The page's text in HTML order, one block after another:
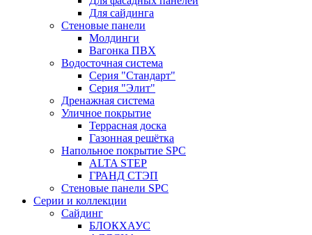
Для сайдинга
Стеновые панели
Молдинги
Вагонка ПВХ
Водосточная система
Серия "Стандарт"
Серия "Элит"
Дренажная система
Уличное покрытие
Террасная доска
Газонная решётка
Напольное покрытие SPC
ALTA STEP
ГРАНД СТЭП
Стеновые панели SPC
Серии и коллекции
Сайдинг
БЛОКХАУС